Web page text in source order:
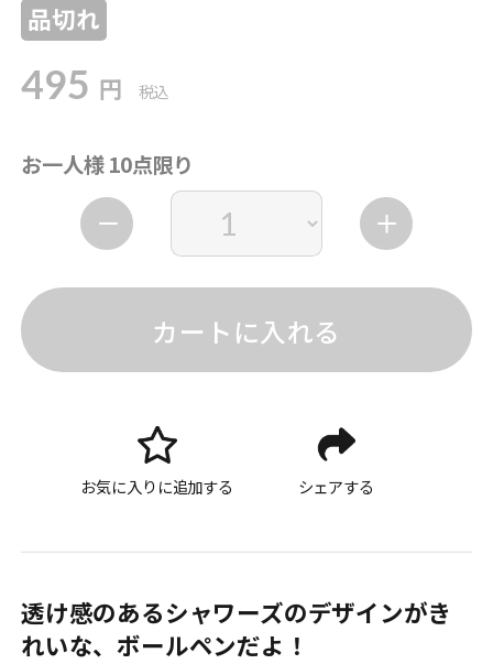
品切れ
495 円 税込
お一人様 10点限り
カートに入れる
お気に入りに追加する シェアする
透け感のあるシャワーズのデザインがき
れいな、ボールペンだよ！